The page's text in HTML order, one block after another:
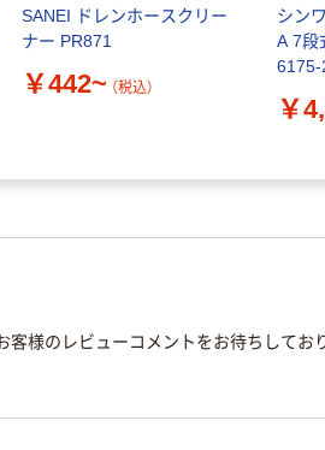
SANEI ドレンホースクリー
ナー PR871
￥442~ （税込）
シン
A 7段
6175-
￥
様のレビューコメントをお待ちしてお